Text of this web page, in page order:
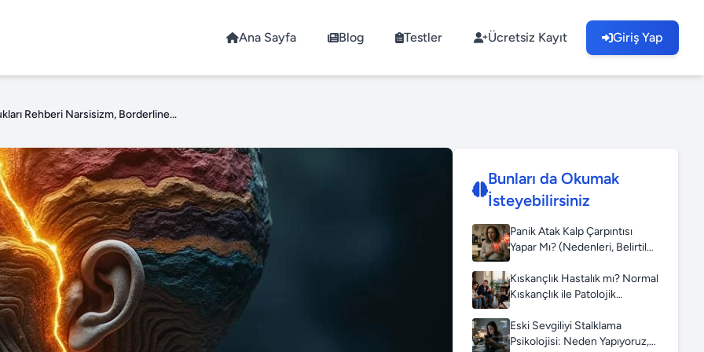
Ana Sayfa Blog Testler Ücretsiz Kayıt Giriş Yap
Rehberi Narsisizm, Borderline...
Bunları da Okumak
İsteyebilirsiniz
Panik Atak Kalp Çarpıntısı
Yapar Mı? (Nedenleri, Belirtileri
Kıskançlık Hastalık mı? Normal
Kıskançlık ile Patolojik
Eski Sevgiliyi Stalklama
Psikolojisi: Neden Yapıyoruz,